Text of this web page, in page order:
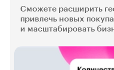
Сможете расширить
привлечь новых
и масштабировать